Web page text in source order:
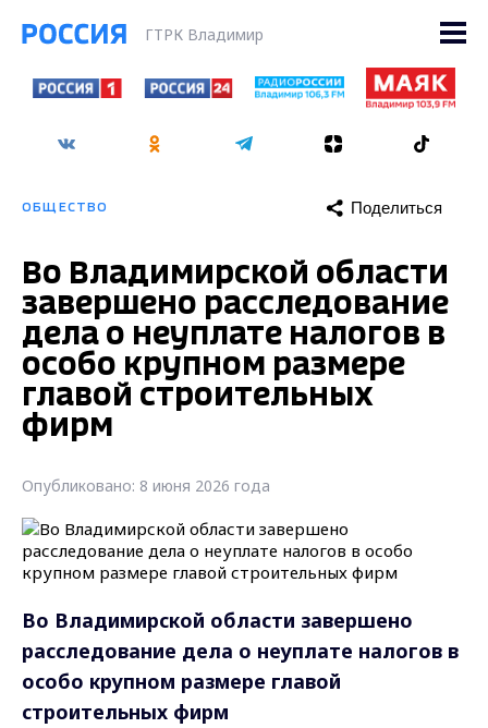
ГТРК Владимир
ОБЩЕСТВО Поделиться
Во Владимирской области
завершено расследование
дела о неуплате налогов в
особо крупном размере
главой строительных
фирм
Опубликовано: 8 июня 2026 года
Во Владимирской области завершено
расследование дела о неуплате налогов в
особо крупном размере главой
строительных фирм